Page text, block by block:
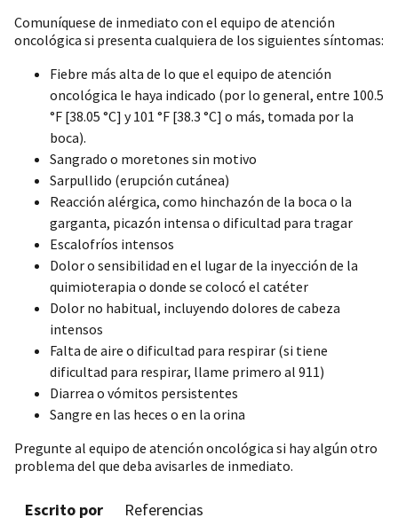
Comuníquese de inmediato con el equipo de atención
oncológica si presenta cualquiera de los siguientes síntomas:
Fiebre más alta de lo que el equipo de atención
oncológica le haya indicado (por lo general, entre 100.5
°F [38.05 °C] y 101 °F [38.3 °C] o más, tomada por la
boca).
Sangrado o moretones sin motivo
Sarpullido (erupción cutánea)
Reacción alérgica, como hinchazón de la boca o la
garganta, picazón intensa o dificultad para tragar
Escalofríos intensos
Dolor o sensibilidad en el lugar de la inyección de la
quimioterapia o donde se colocó el catéter
Dolor no habitual, incluyendo dolores de cabeza
intensos
Falta de aire o dificultad para respirar (si tiene
dificultad para respirar, llame primero al 911)
Diarrea o vómitos persistentes
Sangre en las heces o en la orina
Pregunte al equipo de atención oncológica si hay algún otro
problema del que deba avisarles de inmediato.
Escrito por Referencias